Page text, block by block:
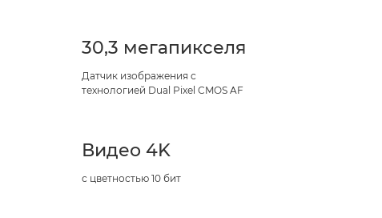
30,3 мегапикселя
Датчик изображения с
технологией Dual Pixel CMOS AF
Видео 4K
с цветностью 10 бит